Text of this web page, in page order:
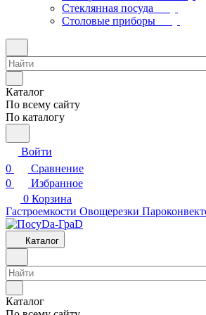
Стеклянная посуда
Столовые приборы
Каталог
По всему сайту
По каталогу
Войти
0
Сравнение
0
Избранное
0 Корзина
Гастроемкости Овощерезки
Каталог
Каталог